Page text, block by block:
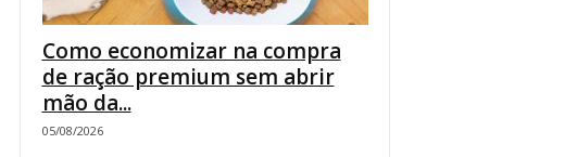
Como economizar na compra
de ração premium sem abrir
mão da...
05/08/2026